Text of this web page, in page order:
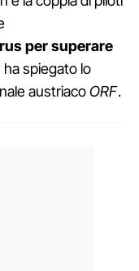
per superare
ha spiegato lo
austriacoORF.